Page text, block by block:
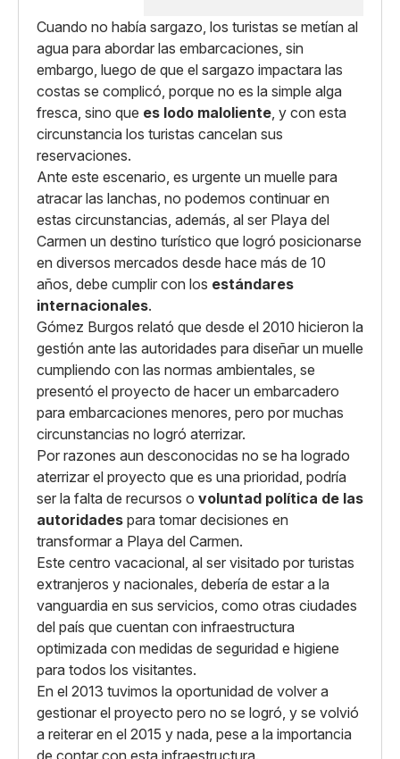
Cuando no había sargazo, los turistas se metían al
agua para abordar las embarcaciones, sin
embargo, luego de que el sargazo impactara las
costas se complicó, porque no es la simple alga
fresca, sino que es lodo maloliente, y con esta
circunstancia los turistas cancelan sus
reservaciones.
Ante este escenario, es urgente un muelle para
atracar las lanchas, no podemos continuar en
estas circunstancias, además, al ser Playa del
Carmen un destino turístico que logró posicionarse
en diversos mercados desde hace más de 10
años, debe cumplir con los estándares
internacionales.
Gómez Burgos relató que desde el 2010 hicieron la
gestión ante las autoridades para diseñar un muelle
cumpliendo con las normas ambientales, se
presentó el proyecto de hacer un embarcadero
para embarcaciones menores, pero por muchas
circunstancias no logró aterrizar.
Por razones aun desconocidas no se ha logrado
aterrizar el proyecto que es una prioridad, podría
ser la falta de recursos o voluntad política de las
autoridades para tomar decisiones en
transformar a Playa del Carmen.
Este centro vacacional, al ser visitado por turistas
extranjeros y nacionales, debería de estar a la
vanguardia en sus servicios, como otras ciudades
del país que cuentan con infraestructura
optimizada con medidas de seguridad e higiene
para todos los visitantes.
En el 2013 tuvimos la oportunidad de volver a
gestionar el proyecto pero no se logró, y se volvió
a reiterar en el 2015 y nada, pese a la importancia
de contar con esta infraestructura.